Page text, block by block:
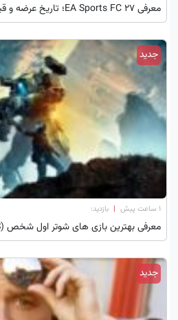
معرفی EA Sports FC 27؛ تاریخ عرضه و قیمت
جدید
۱ ساعت پیش | بازدید:
معرفی بهترین بازی های شوتر اول شخص (FPS) تاریخ
جدید